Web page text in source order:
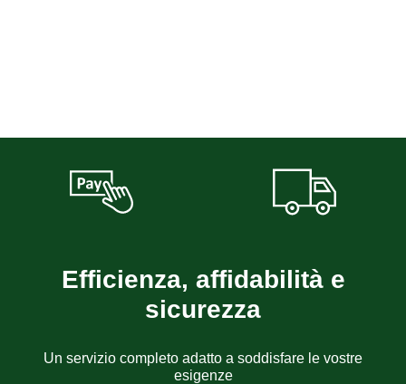
Efficienza, affidabilità e
sicurezza
Un servizio completo adatto a soddisfare le vostre
esigenze